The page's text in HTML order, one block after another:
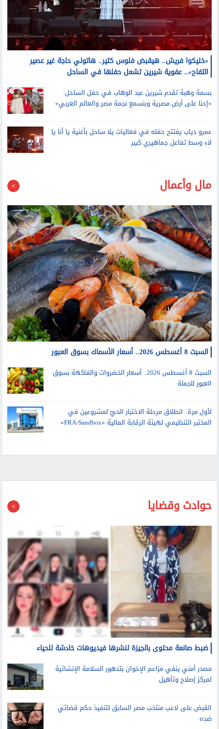
«خليكوا فريش.. هيقبض فلوس كتير.. هاتولي حاجة غير عصير
التفاح».. عفوية شيرين تشعل حفلها في الساحل
بسمة وهبة تقدم شيرين عبد الوهاب في حفل الساحل:
«إحنا على أرض مصرية وبنسمع نجمة مصر والعالم العربي»
عمرو دياب يفتتح حفله في فعاليات يلا ساحل بأغنية يا أنا يا
لاء وسط تفاعل جماهيري كبير
مال وأعمال
السبت 8 أغسطس 2026.. أسعار الأسماك بسوق العبور
السبت 8 أغسطس 2026.. أسعار الخضروات والفاكهة بسوق
العبور للجملة
لأول مرة.. انطلاق مرحلة الاختبار الحيّ لمشروعين في
المختبر التنظيمي لهيئة الرقابة المالية «FRA-Sandbox»
حوادث وقضايا
ضبط صانعة محتوى بالجيزة لنشرها فيديوهات خادشة للحياء
مصدر أمني ينفي مزاعم الإخوان بتدهور السلامة الإنشائية
لمركز إصلاح وتأهيل
القبض على لاعب منتخب مصر السابق لتنفيذ حكم قضائي
ضده